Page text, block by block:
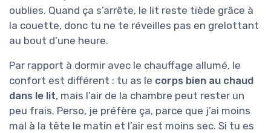
oublies. Quand ça s’arrête, le lit reste tiède grâce à
la couette, donc tu ne te réveilles pas en grelottant
au bout d’une heure.
Par rapport à dormir avec le chauffage allumé, le
confort est différent : tu as le corps bien au chaud
dans le lit, mais l’air de la chambre peut rester un
peu frais. Perso, je préfère ça, parce que j’ai moins
mal à la tête le matin et l’air est moins sec. Si tu es